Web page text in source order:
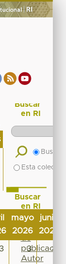
mayo
2026
junio
2026
3 3 8
Buscar
en RI
Buscar
Esta
Buscar
en RI
Por
Fecha
de
publicación
Autor